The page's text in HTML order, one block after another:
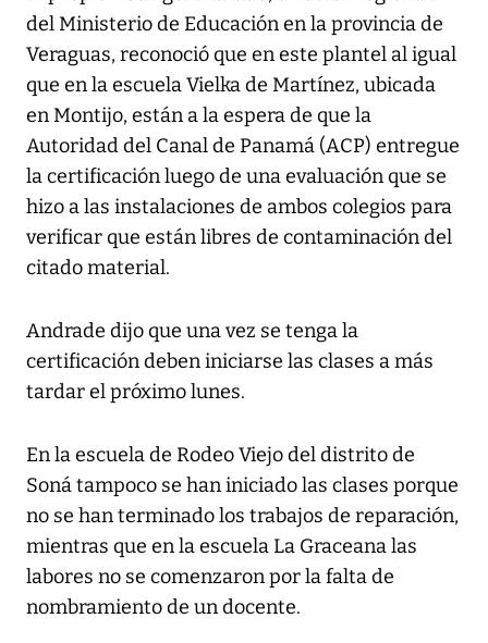
del Ministerio de Educación en la provincia de
Veraguas, reconoció que en este plantel al igual
que en la escuela Vielka de Martínez, ubicada
en Montijo, están a la espera de que la
Autoridad del Canal de Panamá (ACP) entregue
la certificación luego de una evaluación que se
hizo a las instalaciones de ambos colegios para
verificar que están libres de contaminación del
citado material.
Andrade dijo que una vez se tenga la
certificación deben iniciarse las clases a más
tardar el próximo lunes.
En la escuela de Rodeo Viejo del distrito de
Soná tampoco se han iniciado las clases porque
no se han terminado los trabajos de reparación,
mientras que en la escuela La Graceana las
labores no se comenzaron por la falta de
nombramiento de un docente.